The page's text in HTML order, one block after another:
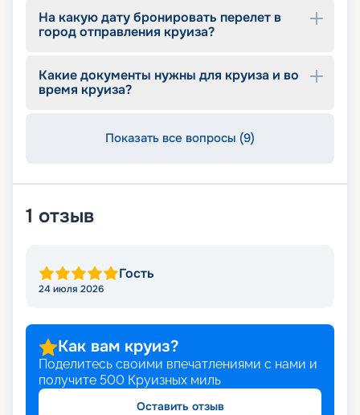
На какую дату бронировать перелет в
город отправления круиза?
Какие документы нужны для круиза и во
время круиза?
Показать все вопросы (9)
1 отзыв
Гость
24 июля 2026
Как вам круиз?
Поделитесь своими впечатлениями с нами и
получите 500 Круизных миль
Оставить отзыв